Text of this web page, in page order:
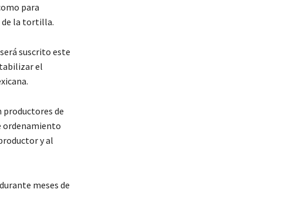
para
de la tortilla.
suscrito este
el
productores de
ordenamiento
y al
meses de